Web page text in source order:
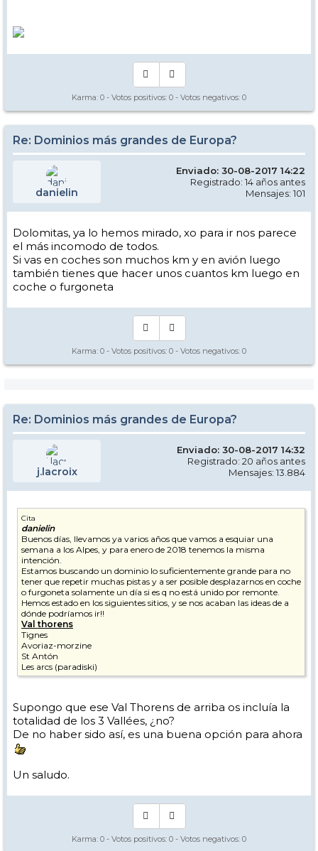
Karma: 0 - Votos positivos: 0 - Votos negativos: 0
Re: Dominios más grandes de Europa?
danielin
Enviado: 30-08-2017 14:22
Registrado: 14 años antes
Mensajes: 101
Dolomitas, ya lo hemos mirado, xo para ir nos parece
el más incomodo de todos.
Si vas en coches son muchos km y en avión luego
también tienes que hacer unos cuantos km luego en
coche o furgoneta
Karma: 0 - Votos positivos: 0 - Votos negativos: 0
Re: Dominios más grandes de Europa?
j.lacroix
Enviado: 30-08-2017 14:32
Registrado: 20 años antes
Mensajes: 13.884
Cita
danielin
Buenos días, llevamos ya varios años que vamos a esquiar una
semana a los Alpes, y para enero de 2018 tenemos la misma
intención.
Estamos buscando un dominio lo suficientemente grande para no
tener que repetir muchas pistas y a ser posible desplazarnos en coche
o furgoneta solamente un día si es q no está unido por remonte.
Hemos estado en los siguientes sitios, y se nos acaban las ideas de a
dónde podríamos ir!!
Val thorens
Tignes
Avoriaz-morzine
St Antón
Les arcs (paradiski)
Supongo que ese Val Thorens de arriba os incluía la
totalidad de los 3 Vallées, ¿no?
De no haber sido así, es una buena opción para ahora
Un saludo.
Karma: 0 - Votos positivos: 0 - Votos negativos: 0